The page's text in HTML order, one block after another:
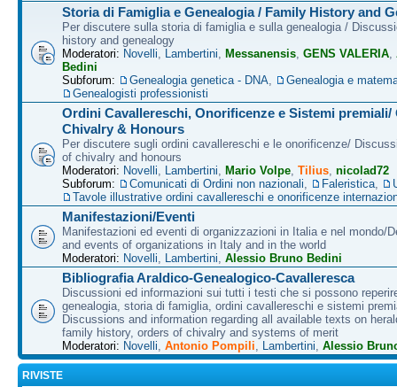
Storia di Famiglia e Genealogia / Family History and
Per discutere sulla storia di famiglia e sulla genealogia /
history and genealogy
Moderatori: Novelli Lambertini Messanensis GENS VALERIA
Bedini
Subforum:
Genealogia genetica - DNA
Genealogia e
Genealogisti professionisti
Ordini Cavallereschi, Onorificenze e Sistemi premiali/
Chivalry & Honours
Per discutere sugli ordini cavallereschi e le onorificenze/
of chivalry and honours
Moderatori: Novelli Lambertini Mario Volpe Tilius nicolad72
Subforum:
Comunicati di Ordini non nazionali Faleristica
Tavole illustrative ordini cavallereschi e onorificenze
Manifestazioni/Eventi
Manifestazioni ed eventi di organizzazioni in Italia e nel mondo/
and events of organizations in Italy and in the world
Moderatori: Novelli Lambertini Alessio Bruno Bedini
Bibliografia Araldico-Genealogico-Cavalleresca
Discussioni ed informazioni sui tutti i testi che si possono
genealogia, storia di famiglia, ordini cavallereschi e sistemi
Discussions and information regarding all available texts on
family history, orders of chivalry and systems of merit
Moderatori: Novelli Antonio Pompili Lambertini Alessio
RIVISTE